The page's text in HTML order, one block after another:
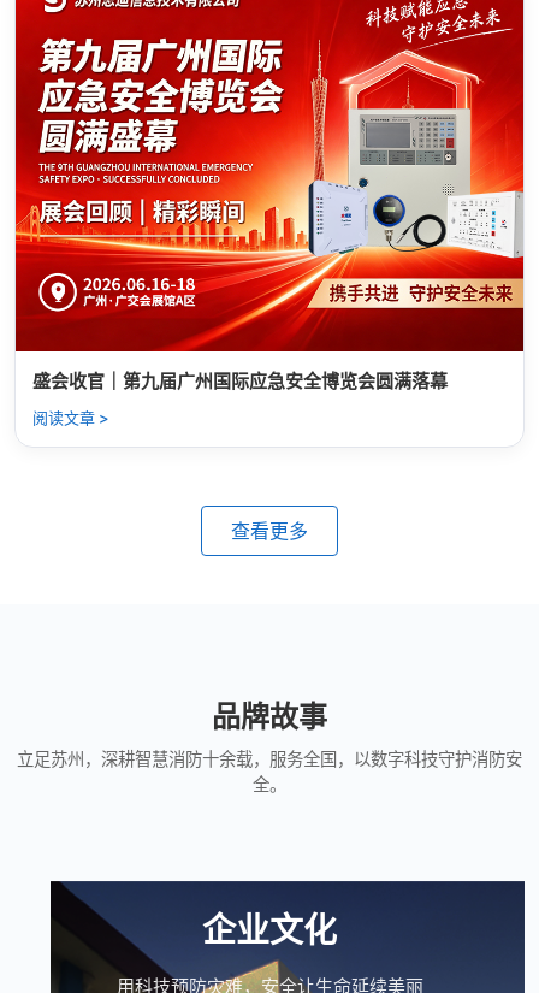
盛会收官｜第九届广州国际应急安全博览会圆满落幕
阅读文章 >
查看更多
品牌故事
立足苏州，深耕智慧消防十余载，服务全国，以数字科技守护消防安
全。
企业文化
用科技预防灾难，安全让生命延续美丽